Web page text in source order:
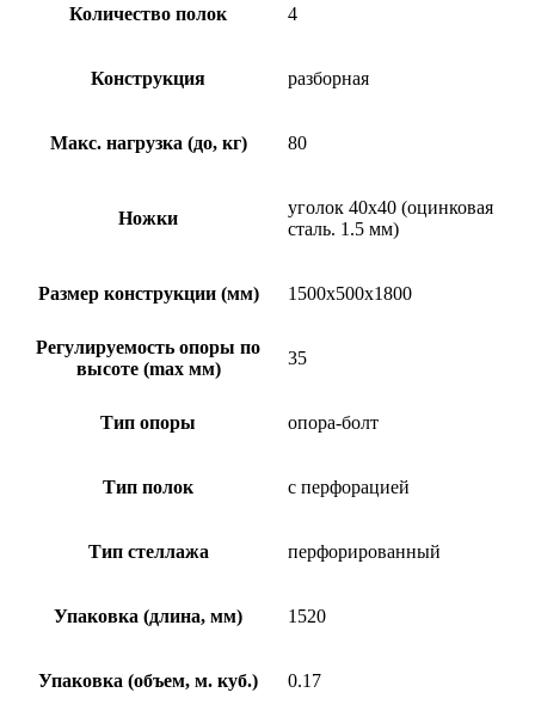
Количество полок 4
Конструкция разборная
Макс. нагрузка (до, кг) 80
Ножки
уголок 40х40 (оцинковая
сталь. 1.5 мм)
Размер конструкции (мм) 1500х500х1800
Регулируемость опоры по
высоте (max мм)
35
Тип опоры опора-болт
Тип полок с перфорацией
Тип стеллажа перфорированный
Упаковка (длина, мм) 1520
Упаковка (объем, м. куб.) 0.17